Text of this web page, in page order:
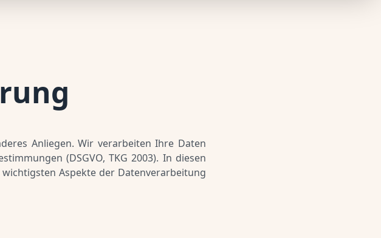
Anliegen. Wir verarbeiten Ihre Daten
(DSGVO, TKG 2003). In diesen
Aspekte der Datenverarbeitung